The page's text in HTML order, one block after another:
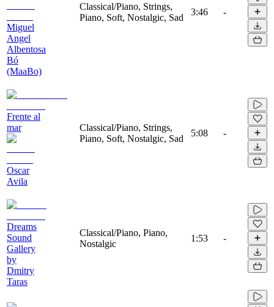
Miguel
Angel
Albentosa
Bó
(MaaBo)
Classical/Piano, Strings,
Piano, Soft, Nostalgic, Sad
3:46 -
Frente al
mar
Oscar
Avila
Classical/Piano, Strings,
Piano, Soft, Nostalgic, Sad
5:08 -
Dreams
Sound
Gallery
by
Dmitry
Taras
Classical/Piano, Piano,
Nostalgic
1:53 -